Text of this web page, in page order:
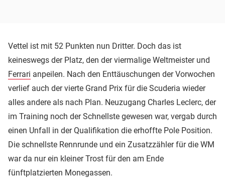
Vettel ist mit 52 Punkten nun Dritter. Doch das ist
keineswegs der Platz, den der viermalige Weltmeister und
Ferrari anpeilen. Nach den Enttäuschungen der Vorwochen
verlief auch der vierte Grand Prix für die Scuderia wieder
alles andere als nach Plan. Neuzugang Charles Leclerc, der
im Training noch der Schnellste gewesen war, vergab durch
einen Unfall in der Qualifikation die erhoffte Pole Position.
Die schnellste Rennrunde und ein Zusatzzähler für die WM
war da nur ein kleiner Trost für den am Ende
fünftplatzierten Monegassen.